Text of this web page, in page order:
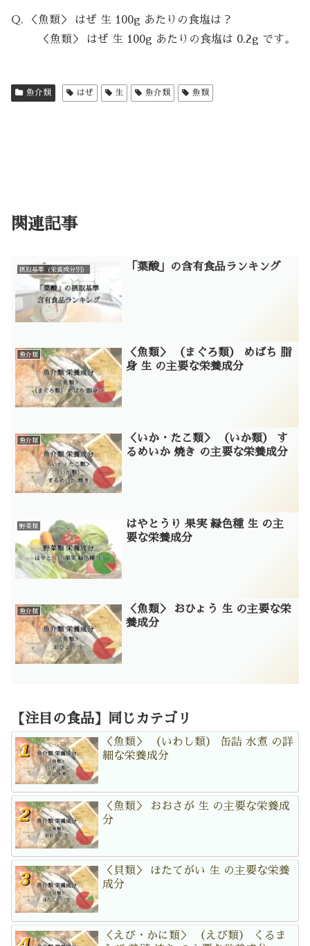
Q. ＜魚類＞ はぜ 生 100g あたりの食塩は？
＜魚類＞ はぜ 生 100g あたりの食塩は 0.2g です。
魚介類 はぜ 生 魚介類 魚類
関連記事
摂取基準（栄養成分別） 「葉酸」の含有食品ランキング
魚介類
＜魚類＞ （まぐろ類） めばち 脂
身 生 の主要な栄養成分
魚介類
＜いか・たこ類＞ （いか類） す
るめいか 焼き の主要な栄養成分
野菜類
はやとうり 果実 緑色種 生 の主
要な栄養成分
魚介類
＜魚類＞ おひょう 生 の主要な栄
養成分
【注目の食品】同じカテゴリ
＜魚類＞ （いわし類） 缶詰 水煮 の詳
細な栄養成分
＜魚類＞ おおさが 生 の主要な栄養成
分
＜貝類＞ ほたてがい 生 の主要な栄養
成分
＜えび・かに類＞ （えび類） くるま